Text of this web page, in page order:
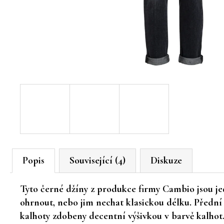
Popis Související (4) Diskuze
Tyto černé džíny z produkce firmy Cambio jsou
ohrnout, nebo jim nechat klasickou délku.
kalhoty zdobeny decentní výšivkou v barvě